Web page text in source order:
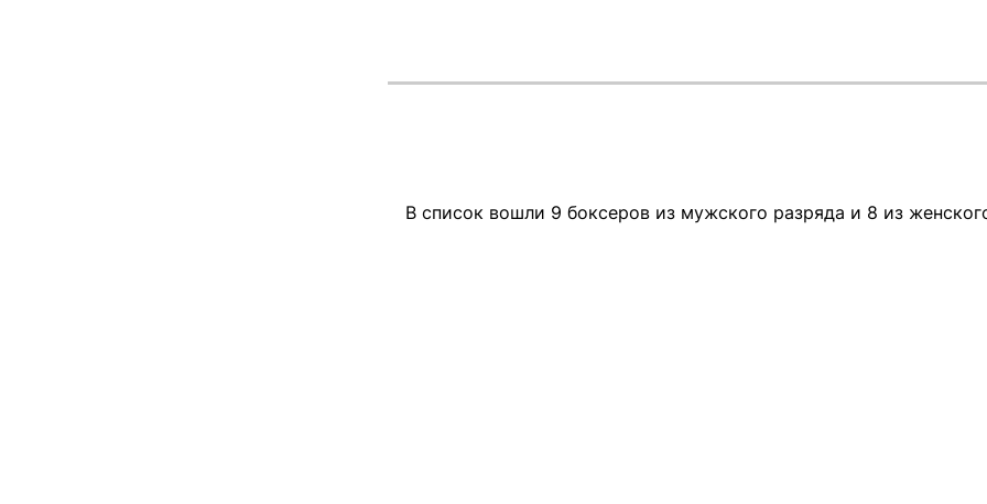
В список вошли 9 боксеров из мужского разряда и 8 из